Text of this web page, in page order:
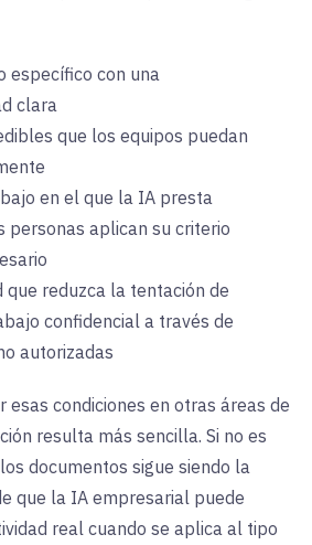
específico con una
clara
que los equipos puedan
en el que la IA presta
personas aplican su criterio
que reduzca la tentación de
confidencial a través de
autorizadas
esas condiciones en otras áreas de
resulta más sencilla. Si no es
documentos sigue siendo la
que la IA empresarial puede
real cuando se aplica al tipo